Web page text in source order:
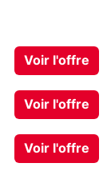
Voir l'offre
Voir l'offre
Voir l'offre